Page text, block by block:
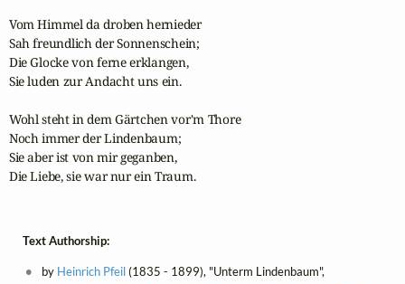
Vom Himmel da droben hernieder
Sah freundlich der Sonnenschein;
Die Glocke von ferne erklangen,
Sie luden zur Andacht uns ein.
Wohl steht in dem Gärtchen vor'm Thore
Noch immer der Lindenbaum;
Sie aber ist von mir geganben,
Die Liebe, sie war nur ein Traum.
Text Authorship:
by Heinrich Pfeil(1835 - 1899), "Unterm Lindenbaum",